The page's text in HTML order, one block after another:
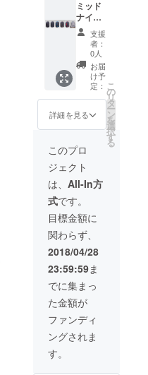
ト 1
個・送
料：
2,400円
（国内
一律）
Konzu
Smart
Backpa
ck 2
個・
10,000
mAh
バッテ
リー
パッ
ク 2
個・ス
タン
ダード
ワイヤ
レス充
電スタ
ンド 2
個・送
料：
2,900円
（国内
一律）
ミッド
ナイト
ブラッ
ク、シ
ルバー
グ
レー、
ジュー
ルー、
ピュア
ド、ド
ラゴン
レッ
ド、ウ
ルトラ
グ
レー・
Konzu
Smart
Backpa
ck 2
個・
10,000
mAh
バッテ
リー
パッ
ク 2
支援
者：
0人
お届
け予
定：
詳細を見る
こ
の
リ
タ
ー
ン
を
選
択
す
る
このプロ
ジェクト
は、 All-In方
式です。
目標金額に
関わらず、
2018/04/28
23:59:59ま
でに集まっ
た金額が
ファンディ
ングされま
す。